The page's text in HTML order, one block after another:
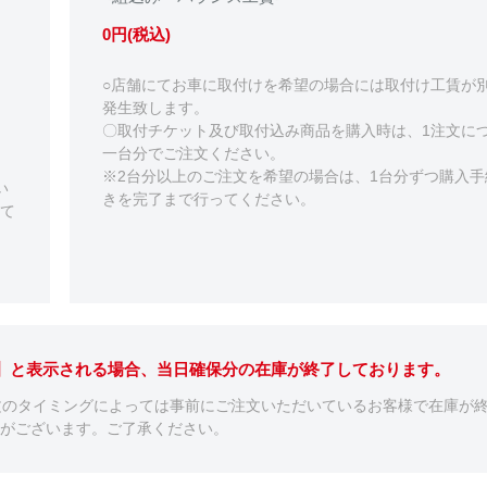
0円(税込)
○店舗にてお車に取付けを希望の場合には取付け工賃が
発生致します。
〇取付チケット及び取付込み商品を購入時は、1注文に
一台分でご注文ください。
※2台分以上のご注文を希望の場合は、1台分ずつ購入
きを完了まで行ってください。
表示される場合、当日確保分の在庫が終了しております。
タイミングによっては事前にご注文いただいているお客様で在庫が
ございます。ご了承ください。